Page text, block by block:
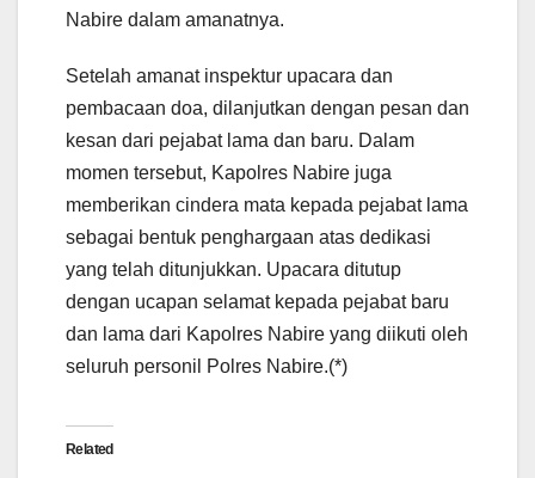
Nabire dalam amanatnya.
Setelah amanat inspektur upacara dan
pembacaan doa, dilanjutkan dengan pesan dan
kesan dari pejabat lama dan baru. Dalam
momen tersebut, Kapolres Nabire juga
memberikan cindera mata kepada pejabat lama
sebagai bentuk penghargaan atas dedikasi
yang telah ditunjukkan. Upacara ditutup
dengan ucapan selamat kepada pejabat baru
dan lama dari Kapolres Nabire yang diikuti oleh
seluruh personil Polres Nabire.(*)
Related